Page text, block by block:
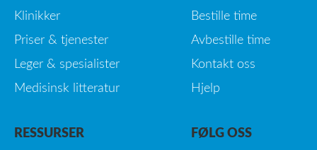
Klinikker
Priser & tjenester
Leger & spesialister
Medisinsk litteratur
Bestille time
Avbestille time
Kontakt oss
Hjelp
RESSURSER
FØLG OSS